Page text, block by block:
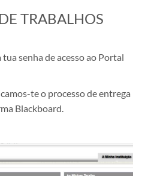
TRABALHOS
senha de acesso ao Portal
te o processo de entrega
Blackboard.